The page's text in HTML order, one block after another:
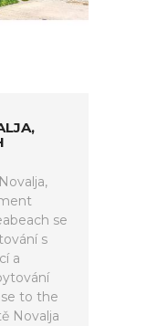
se
s
a
to the
Novalja